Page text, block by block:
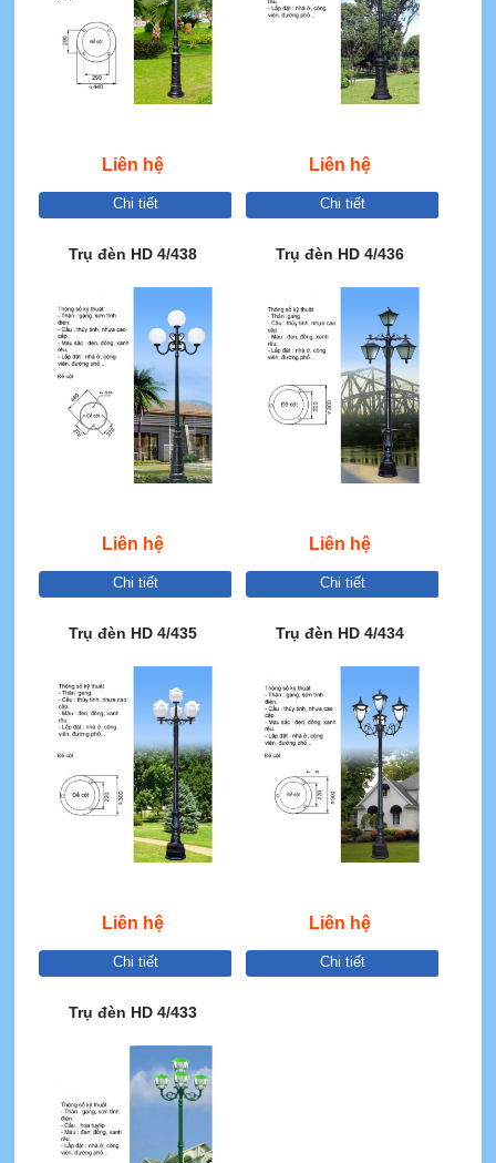
Liên hệ
Chi tiết
Liên hệ
Chi tiết
Trụ đèn HD 4/438
Liên hệ
Chi tiết
Trụ đèn HD 4/436
Liên hệ
Chi tiết
Trụ đèn HD 4/435
Liên hệ
Chi tiết
Trụ đèn HD 4/434
Liên hệ
Chi tiết
Trụ đèn HD 4/433